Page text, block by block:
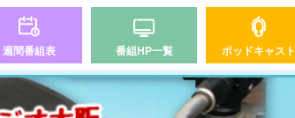
週間番組表 番組HP一覧 ポッドキャスト